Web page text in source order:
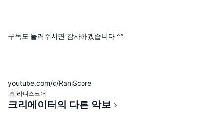
구독도 눌러주시면 감사하겠습니다 ^^
youtube.com/c/RaniScore
라니스코어
크리에이터의 다른 악보